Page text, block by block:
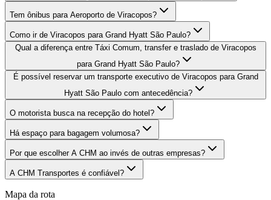
Tem ônibus para Aeroporto de Viracopos?
Como ir de Viracopos para Grand Hyatt São Paulo?
Qual a diferença entre Táxi Comum, transfer e traslado de Viracopos
para Grand Hyatt São Paulo?
É possível reservar um transporte executivo de Viracopos para Grand
Hyatt São Paulo com antecedência?
O motorista busca na recepção do hotel?
Há espaço para bagagem volumosa?
Por que escolher A CHM ao invés de outras empresas?
A CHM Transportes é confiável?
Mapa da rota